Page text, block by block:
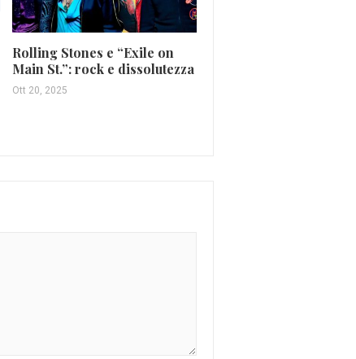
Rolling Stones e “Exile on
Main St.”: rock e dissolutezza
Ott 20, 2025